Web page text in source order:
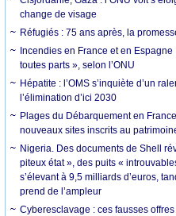
change de visage
Réfugiés : 75 ans après, la
Incendies en France et en
toutes parts », selon l’ONU
Hépatite : l’OMS s’inquiète d’un
l’élimination d’ici 2030
Plages du Débarquement en
nouveaux sites inscrits au
Nigeria. Des documents de Shell
piteux état », des puits «
s’élevant à 9,5 milliards d’euros,
prend de l’ampleur
Cyberesclavage : ces fausses